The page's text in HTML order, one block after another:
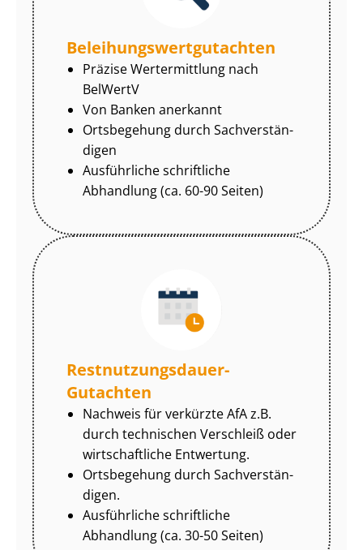
Be­lei­hungs­wert­gut­ach­ten
Präzise Wertermittlung nach
BelWertV
Von Banken anerkannt
Ortsbegehung durch Sach­ver­stän­
di­gen
Ausführliche schriftliche
Abhandlung (ca. 60-90 Seiten)
Rest­nut­zungs­dau­er-
Gutachten
Nachweis für verkürzte AfA z.B.
durch technischen Verschleiß oder
wirtschaftliche Entwertung.
Ortsbegehung durch Sach­ver­stän­
di­gen.
Ausführliche schriftliche
Abhandlung (ca. 30-50 Seiten)